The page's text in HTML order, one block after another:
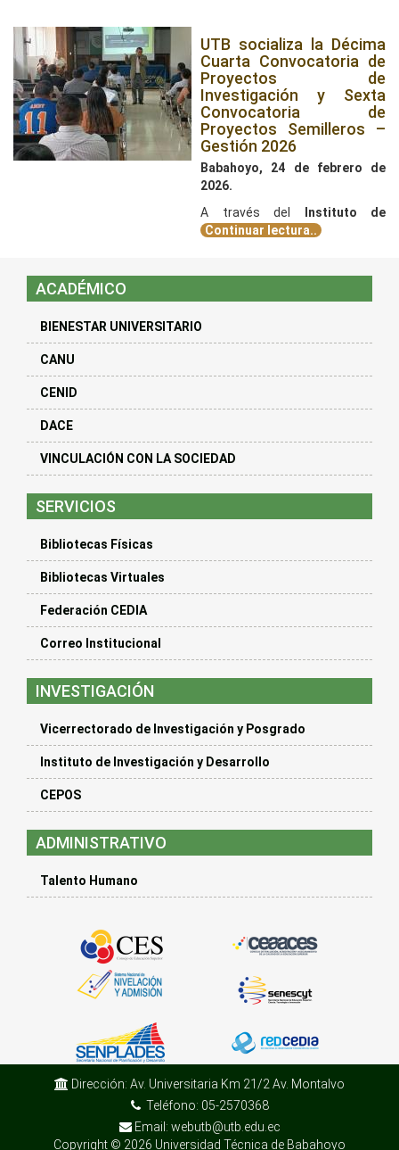
UTB socializa la Décima
Cuarta Convocatoria de
Proyectos de
Investigación y Sexta
Convocatoria de
Proyectos Semilleros –
Gestión 2026
Babahoyo, 24 de febrero de
2026.
A través del
Instituto de
Continuar lectura..
ACADÉMICO
BIENESTAR UNIVERSITARIO
CANU
CENID
DACE
VINCULACIÓN CON LA SOCIEDAD
SERVICIOS
Bibliotecas Físicas
Bibliotecas Virtuales
Federación CEDIA
Correo Institucional
INVESTIGACIÓN
Vicerrectorado de Investigación y Posgrado
Instituto de Investigación y Desarrollo
CEPOS
ADMINISTRATIVO
Talento Humano
Dirección: Av. Universitaria Km 21/2 Av. Montalvo
Teléfono: 05-2570368
Email: webutb@utb.edu.ec
Copyright © 2026 Universidad Técnica de Babahoyo